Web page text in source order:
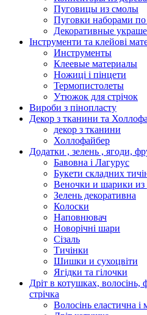
Пуговицы из смолы
Пуговки наборами по
Декоративные
Інструменти та клейові
Инструменты
Клеевые материалы
Ножиці і пінцети
Термопистолеты
Утюжок для стрічок
Вироби з пінопласту
Декор з тканини та
декор з тканини
Холлофайбер
Додатки , зелень , ягоди,
Бавовна і Лагурус
Букети складних
Веночки и шарики из
Зелень декоративна
Колоски
Наповнювач
Новорічні шари
Сізаль
Тичінки
Шишки и сухоцвіти
Ягідки та гілочки
Дріт в котушках, волосінь,
стрічка
Волосінь еластична і